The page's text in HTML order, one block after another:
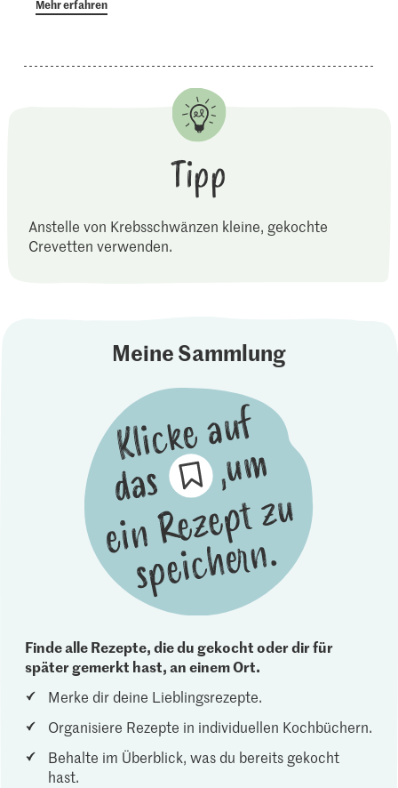
Mehr erfahren
Tipp
Anstelle von Krebsschwänzen kleine, gekochte
Crevetten verwenden.
Meine Sammlung
Finde alle Rezepte, die du gekocht oder dir für
später gemerkt hast, an einem Ort.
Merke dir deine Lieblingsrezepte.
Organisiere Rezepte in individuellen Kochbüchern.
Behalte im Überblick, was du bereits gekocht
hast.